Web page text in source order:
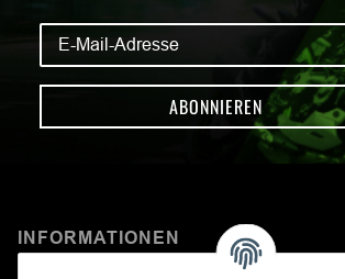
ABONNIEREN
INFORMATIONEN